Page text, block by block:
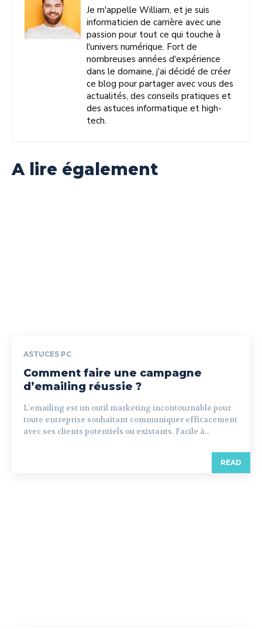
Je m'appelle William, et je suis
informaticien de carrière avec une
passion pour tout ce qui touche à
l'univers numérique. Fort de
nombreuses années d'expérience
dans le domaine, j'ai décidé de créer
ce blog pour partager avec vous des
actualités, des conseils pratiques et
des astuces informatique et high-
tech.
A lire également
ASTUCES PC
Comment faire une campagne
d’emailing réussie ?
L'emailing est un outil marketing incontournable pour
toute entreprise souhaitant communiquer efficacement
avec ses clients potentiels ou existants. Facile à...
READ